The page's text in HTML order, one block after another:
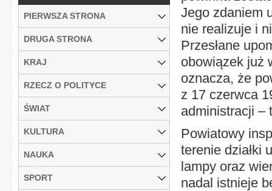
Jego zdaniem
nie realizuje i
Przesłane
obowiązek już
oznacza, że
z 17 czerwca
administracji –
Powiatowy
terenie działki
lampy oraz
nadal istnieje
PIERWSZA STRONA
DRUGA STRONA
KRAJ
RZECZ O POLITYCE
ŚWIAT
KULTURA
NAUKA
SPORT